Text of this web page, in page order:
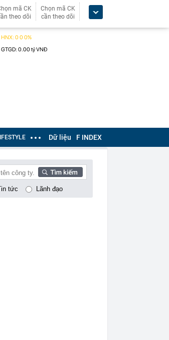
mã CK
theo dõi
Chọn mã CK
cần theo dõi
Dữ liệu F INDEX
tức Lãnh đạo